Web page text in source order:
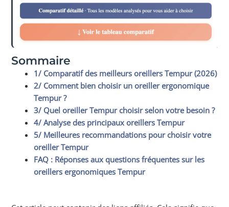
Sommaire
1/ Comparatif des meilleurs oreillers Tempur (2026)
2/ Comment bien choisir un oreiller ergonomique
Tempur ?
3/ Quel oreiller Tempur choisir selon votre besoin ?
4/ Analyse des principaux oreillers Tempur
5/ Meilleures recommandations pour choisir votre
oreiller Tempur
FAQ : Réponses aux questions fréquentes sur les
oreillers ergonomiques Tempur